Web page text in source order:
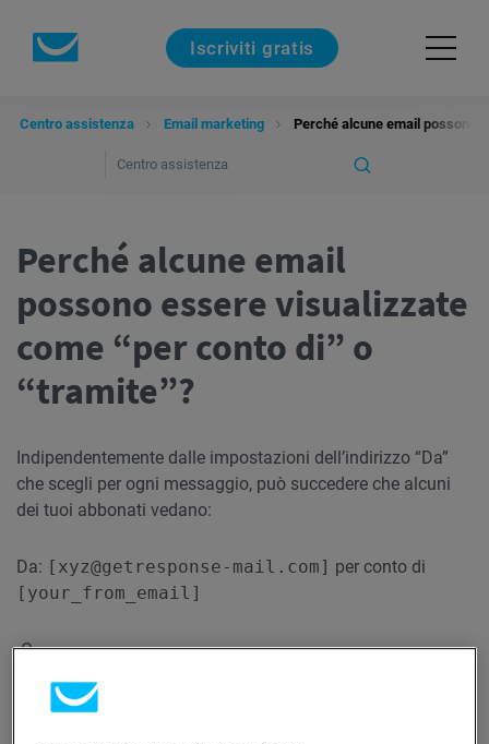
Iscriviti gratis
Centro assistenza Email marketing Perché alcune email possono
Perché alcune email
possono essere visualizzate
come “per conto di” o
“tramite”?
Indipendentemente dalle impostazioni dell’indirizzo “Da”
che scegli per ogni messaggio, può succedere che alcuni
dei tuoi abbonati vedano:
Da: [xyz@getresponse-mail.com] per conto di
[your_from_email]
-O-
Da: John Smith